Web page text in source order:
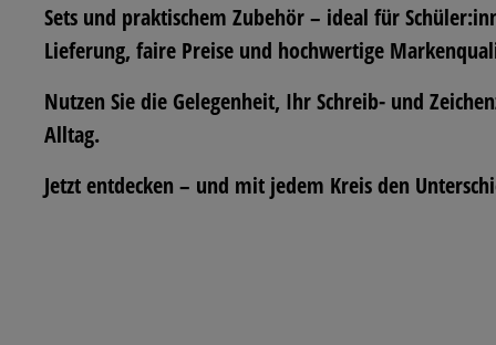
Sets und praktischem Zubehör – ideal für
Lieferung, faire Preise und hochwertige
Nutzen Sie die Gelegenheit, Ihr Schreib- und
Alltag.
Jetzt entdecken – und mit jedem Kreis den